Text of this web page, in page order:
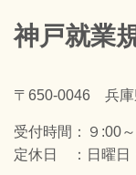
神戸就業
〒650-0046 兵庫
受付時間：
９:00
定休日 ： 日曜日